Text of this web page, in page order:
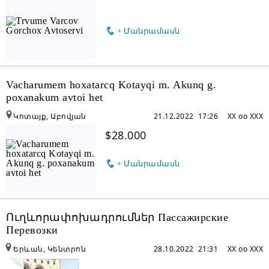
+ Մանրամասն
Vacharumem hoxatarcq Kotayqi m. Akunq g.
poxanakum avtoi het
$28.000
+ Մանրամասն
XX oo XXX
21.12.2022 17:26
Կոտայք, Աբովյան
Ուղևորափոխադրումներ Пассажирские
Перевозки
XX oo XXX
28.10.2022 21:31
Երևան, Կենտրոն